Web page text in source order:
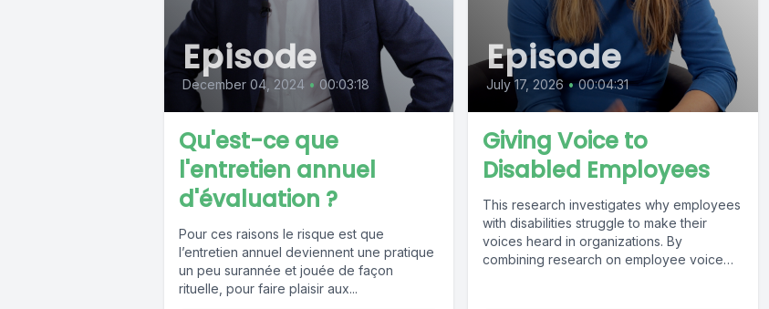
Episode
December 04, 2024 • 00:03:18
Qu'est-ce que
l'entretien annuel
d'évaluation ?
Pour ces raisons le risque est que
l’entretien annuel deviennent une pratique
un peu surannée et jouée de façon
rituelle, pour faire plaisir aux...
Episode
July 17, 2026 • 00:04:31
Giving Voice to
Disabled Employees
This research investigates why employees
with disabilities struggle to make their
voices heard in organizations. By
combining research on employee voice